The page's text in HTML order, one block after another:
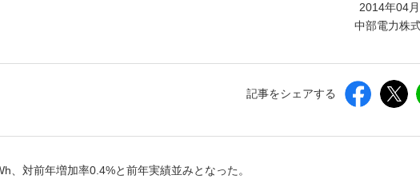
2014年04
中部電力株
記事をシェアする
、対前年増加率0.4%と前年実績並みとなった。